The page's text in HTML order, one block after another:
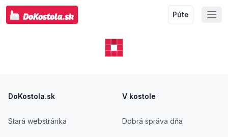
Púte
DoKostola.sk
Stará webstránka
V kostole
Dobrá správa dňa